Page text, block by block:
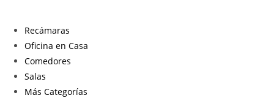
Recámaras
Oficina en Casa
Comedores
Salas
Más Categorías